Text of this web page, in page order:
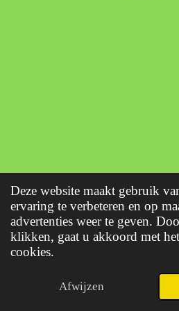
Deze website maakt gebruik
ervaring te verbeteren en op
advertenties weer te geven.
klikken, gaat u akkoord met
cookies.
Afwijzen
E-mailadres Telefoonnummer